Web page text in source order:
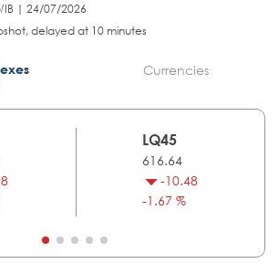
| 24/07/2026
delayed at 10 minutes
Currencies
LQ45
616.64
-10.48
-1.67 %